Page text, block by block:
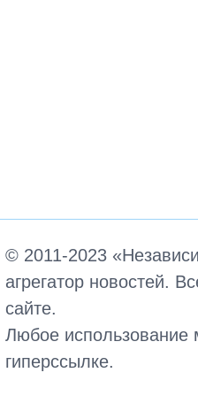
© 2011-2023
агрегатор новостей.
сайте.
Любое использование
гиперссылке.